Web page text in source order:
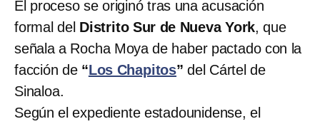
El proceso se originó tras una acusación
formal del Distrito Sur de Nueva York, que
señala a Rocha Moya de haber pactado con la
facción de “Los Chapitos” del Cártel de
Sinaloa.
Según el expediente estadounidense, el